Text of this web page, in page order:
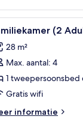
bed, een
5 (2
28 m²
Max. aantal: 4
1
Gratis wifi
informatie